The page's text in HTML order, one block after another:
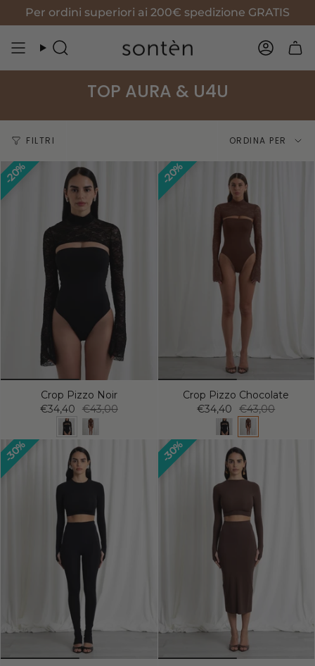
Per ordini superiori ai 200€ spedizione GRATIS
Cerca
TOP AURA & U4U
FILTRI
Ordina
per
ORDINA PER
20%
Crop Pizzo Noir
€34,40
€43,00
20%
Crop Pizzo Chocolate
€34,40
€43,00
30% 30%